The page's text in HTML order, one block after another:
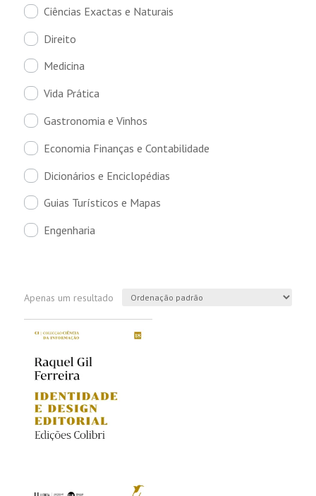
Ciências Exactas e Naturais
Direito
Medicina
Vida Prática
Gastronomia e Vinhos
Economia Finanças e Contabilidade
Dicionários e Enciclopédias
Guias Turísticos e Mapas
Engenharia
Apenas um resultado